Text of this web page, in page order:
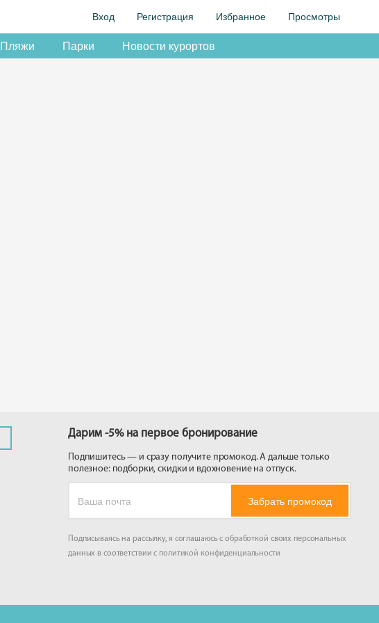
Вход Регистрация Избранное Просмотры
Пляжи Парки Новости курортов
Дарим -5% на первое бронирование
Подпишитесь — и сразу получите промокод. А дальше только
полезное: подборки, скидки и вдохновение на отпуск.
Забрать промокод
Подписываясь на рассылку, я соглашаюсь с обработкой своих персональных
данных в соответствии с политикой конфиденциальности